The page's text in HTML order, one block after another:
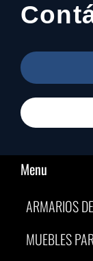
Menu
ARMARIOS
MUEBLES